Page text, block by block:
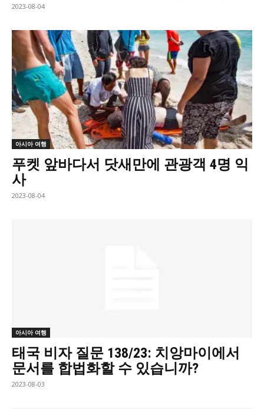
2023-08-04
아시아 여행
푸켓 앞바다서 닷새만에 관광객 4명 익
사
2023-08-04
아시아 여행
태국 비자 질문 138/23: 치앙마이에서
문서를 합법화할 수 있습니까?
2023-08-03